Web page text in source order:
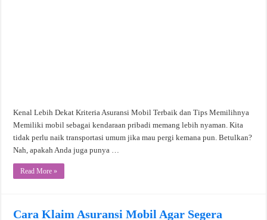
Kenal Lebih Dekat Kriteria Asuransi Mobil Terbaik dan Tips Memilihnya
Memiliki mobil sebagai kendaraan pribadi memang lebih nyaman. Kita
tidak perlu naik transportasi umum jika mau pergi kemana pun. Betulkan?
Nah, apakah Anda juga punya …
Read More »
Cara Klaim Asuransi Mobil Agar Segera